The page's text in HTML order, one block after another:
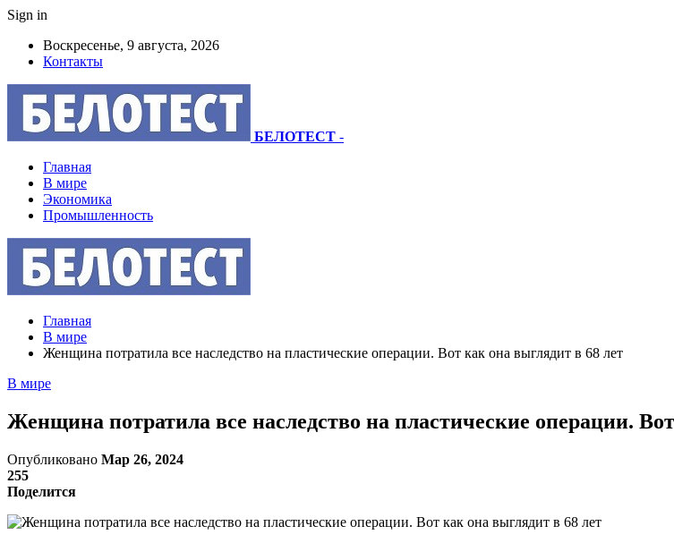
Sign in
Воскресенье, 9 августа, 2026
Контакты
БЕЛОТЕСТ -
Главная
В мире
Экономика
Промышленность
Главная
В мире
Женщина потратила все наследство на пластические операции. Вот как она выглядит в 68 лет
В мире
Женщина потратила все наследство на пластические операции.
Опубликовано Мар 26, 2024
255
Поделится